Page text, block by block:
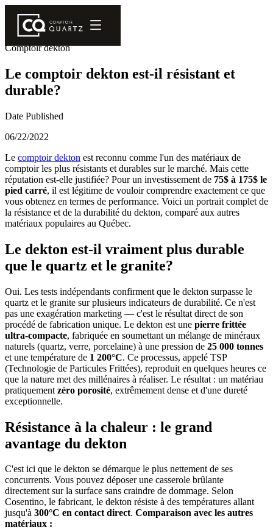
Comptoir dekton
Le comptoir dekton est-il résistant et
durable?
Date Published
06/22/2022
Le comptoir dekton est reconnu comme l'un des matériaux de
comptoir les plus résistants et durables sur le marché. Mais cette
réputation est-elle justifiée? Pour un investissement de 75$ à 175$ le
pied carré, il est légitime de vouloir comprendre exactement ce que
vous obtenez en termes de performance. Voici un portrait complet de
la résistance et de la durabilité du dekton, comparé aux autres
matériaux populaires au Québec.
Le dekton est-il vraiment plus durable
que le quartz et le granite?
Oui. Les tests indépendants confirment que le dekton surpasse le
quartz et le granite sur plusieurs indicateurs de durabilité. Ce n'est
pas une exagération marketing — c'est le résultat direct de son
procédé de fabrication unique. Le dekton est une pierre frittée
ultra-compacte, fabriquée en soumettant un mélange de minéraux
naturels (quartz, verre, porcelaine) à une pression de 25 000 tonnes
et une température de 1 200°C. Ce processus, appelé TSP
(Technologie de Particules Frittées), reproduit en quelques heures ce
que la nature met des millénaires à réaliser. Le résultat : un matériau
pratiquement zéro porosité, extrêmement dense et d'une dureté
exceptionnelle.
Résistance à la chaleur : le grand
avantage du dekton
C'est ici que le dekton se démarque le plus nettement de ses
concurrents. Vous pouvez déposer une casserole brûlante
directement sur la surface sans craindre de dommage. Selon
Cosentino, le fabricant, le dekton résiste à des températures allant
jusqu'à 300°C en contact direct. Comparaison avec les autres
matériaux :